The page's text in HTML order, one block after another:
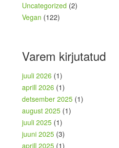
Uncategorized (2)
Vegan (122)
Varem kirjutatud
juuli 2026 (1)
aprill 2026 (1)
detsember 2025 (1)
august 2025 (1)
juuli 2025 (1)
juuni 2025 (3)
aprill 2025 (1)